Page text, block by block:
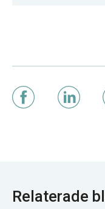
Relaterade